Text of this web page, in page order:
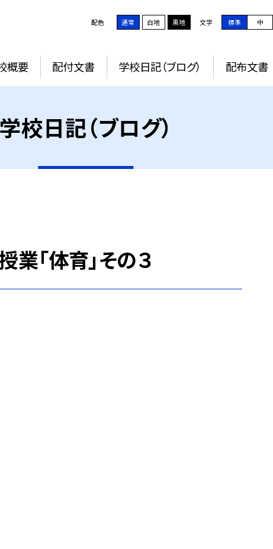
配色 通常 白地 黒地 文字 標準 中
概要 配付文書 学校日記（ブログ） 配布文書
学校日記（ブログ）
「体育」その３